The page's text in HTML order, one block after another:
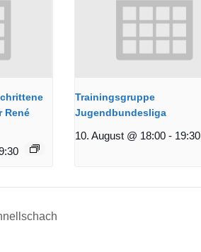
René
Trainingsgruppe
Jugendbundesliga
10. August @ 18:00 - 19:30